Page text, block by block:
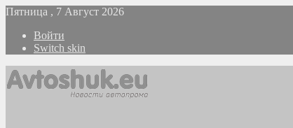
Пятница , 7 Август 2026
Войти
Switch skin